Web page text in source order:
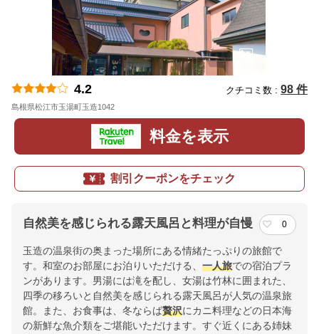
4.2 クチコミ数 : 98 件
島根県松江市玉湯町玉造1042
料金を表示
割引クーポンをチェック
自然美を感じられる露天風呂と料理が自慢 0
玉造の温泉街の奥まった場所にある情緒たっぷりの旅館で
す。和室のお部屋にお泊りいただける、 一人旅での宿泊プラ
ンがあります。男湯には滝を配し、女湯は竹林に囲まれた、
四季の移ろいと自然美を感じられる露天風呂が人気の温泉旅
館。また、お食事は、冬ならば贅沢にカニ料理などの日本海
の新鮮な魚介類をご堪能いただけます。すぐ近くにある姉妹